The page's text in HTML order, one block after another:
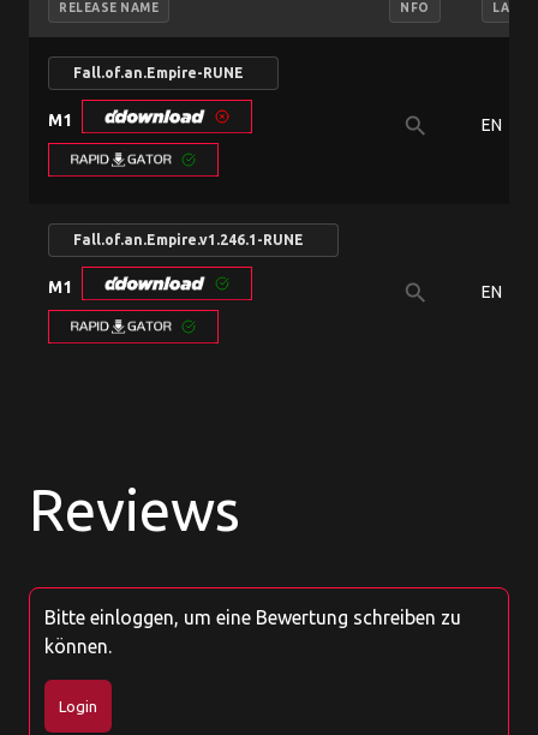
RELEASE NAME NFO
Fall.of.an.Empire-RUNE
M1 search EN
Fall.of.an.Empire.v1.246.1-RUNE
M1 search EN
Reviews
Bitte einloggen, um eine Bewertung schreiben zu
können.
Login